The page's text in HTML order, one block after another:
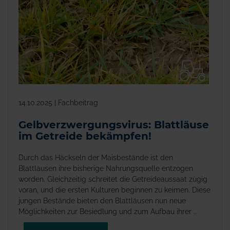
14.10.2025 | Fachbeitrag
Gelbverzwergungsvirus: Blattläuse
im Getreide bekämpfen!
Durch das Häckseln der Maisbestände ist den
Blattläusen ihre bisherige Nahrungsquelle entzogen
worden. Gleichzeitig schreitet die Getreideaussaat zügig
voran, und die ersten Kulturen beginnen zu keimen. Diese
jungen Bestände bieten den Blattläusen nun neue
Möglichkeiten zur Besiedlung und zum Aufbau ihrer ..